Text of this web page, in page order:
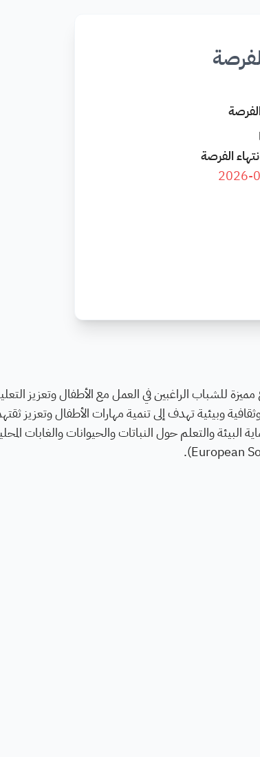
الفرصة
2026-
للشباب الراغبين في العمل مع الأطفال وتعزيز
وبيئية تهدف إلى تنمية مهارات الأطفال وتعزيز
البيئة والتعلم حول النباتات والحيوانات والغابات